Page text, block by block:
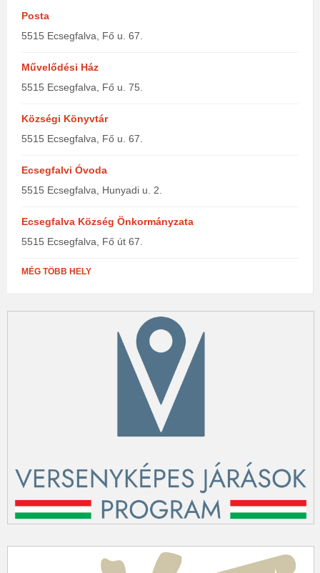
Posta
5515 Ecsegfalva, Fő u. 67.
Művelődési Ház
5515 Ecsegfalva, Fő u. 75.
Községi Könyvtár
5515 Ecsegfalva, Fő u. 67.
Ecsegfalvi Óvoda
5515 Ecsegfalva, Hunyadi u. 2.
Ecsegfalva Község Önkormányzata
5515 Ecsegfalva, Fő út 67.
MÉG TÖBB HELY